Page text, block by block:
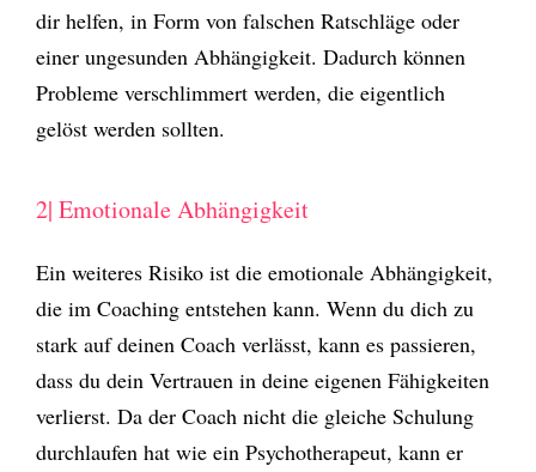
dir helfen, in Form von falschen Ratschläge oder
einer ungesunden Abhängigkeit. Dadurch können
Probleme verschlimmert werden, die eigentlich
gelöst werden sollten.
2| Emotionale Abhängigkeit
Ein weiteres Risiko ist die emotionale Abhängigkeit,
die im Coaching entstehen kann. Wenn du dich zu
stark auf deinen Coach verlässt, kann es passieren,
dass du dein Vertrauen in deine eigenen Fähigkeiten
verlierst. Da der Coach nicht die gleiche Schulung
durchlaufen hat wie ein Psychotherapeut, kann er